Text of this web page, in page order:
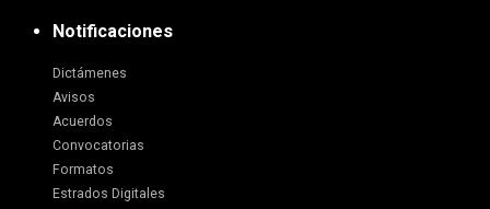
Notificaciones
Dictámenes
Avisos
Acuerdos
Convocatorias
Formatos
Estrados Digitales